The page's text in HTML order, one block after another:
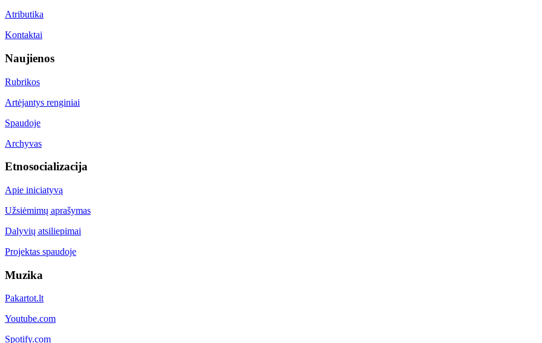
Atributika
Kontaktai
Naujienos
Rubrikos
Artėjantys renginiai
Spaudoje
Archyvas
Etnosocializacija
Apie iniciatyvą
Užsiėmimų aprašymas
Dalyvių atsiliepimai
Projektas spaudoje
Muzika
Pakartot.lt
Youtube.com
Spotify.com